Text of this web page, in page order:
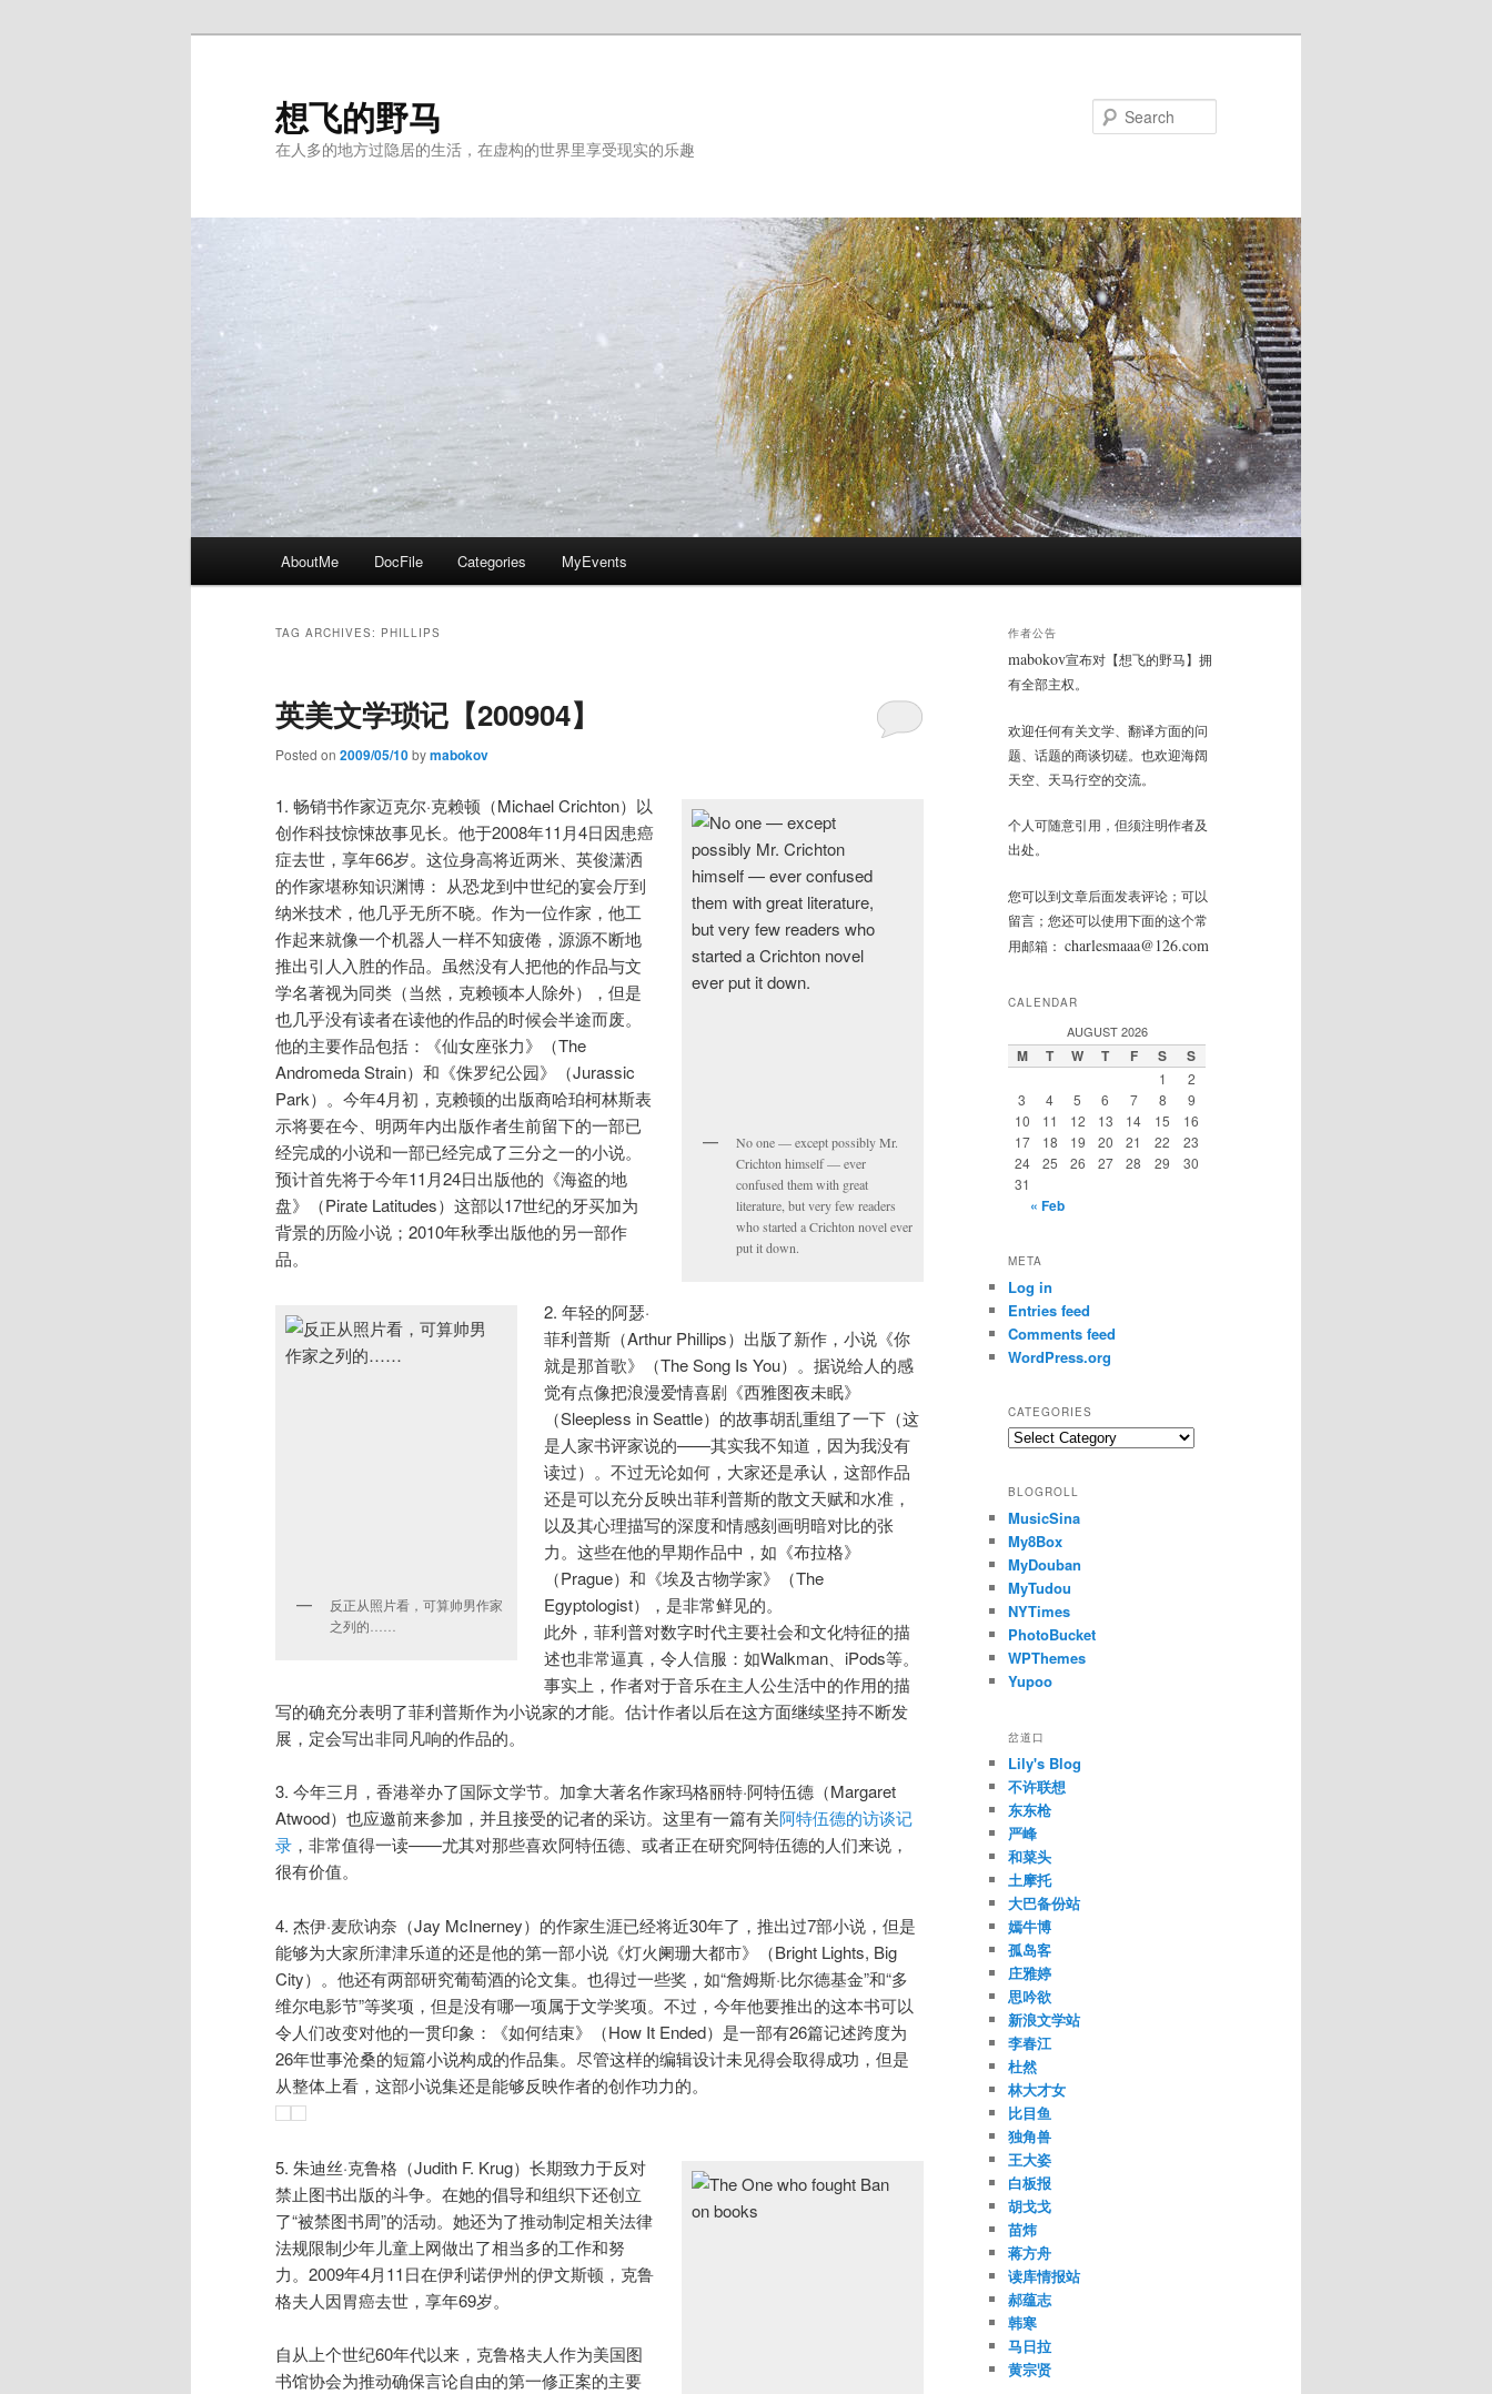
想飞的野马
在人多的地方过隐居的生活，在虚构的世界里享受现实的乐趣
AboutMe DocFile Categories MyEvents
TAG ARCHIVES: PHILLIPS
英美文学琐记【200904】
Posted on 2009/05/10bymabokov
No one — except possibly Mr.
Crichton himself — ever
confused them with great
literature, but very few readers
who started a Crichton novel ever
put it down.
1. 畅销书作家迈克尔·克赖顿（Michael Crichton）以
创作科技惊悚故事见长。他于2008年11月4日因患癌
症去世，享年66岁。这位身高将近两米、英俊潇洒
的作家堪称知识渊博： 从恐龙到中世纪的宴会厅到
纳米技术，他几乎无所不晓。作为一位作家，他工
作起来就像一个机器人一样不知疲倦，源源不断地
推出引人入胜的作品。虽然没有人把他的作品与文
学名著视为同类（当然，克赖顿本人除外），但是
也几乎没有读者在读他的作品的时候会半途而废。
他的主要作品包括：《仙女座张力》（The
Andromeda Strain）和《侏罗纪公园》（Jurassic
Park）。今年4月初，克赖顿的出版商哈珀柯林斯表
示将要在今、明两年内出版作者生前留下的一部已
经完成的小说和一部已经完成了三分之一的小说。
预计首先将于今年11月24日出版他的《海盗的地
盘》（Pirate Latitudes）这部以17世纪的牙买加为
背景的历险小说；2010年秋季出版他的另一部作
品。
反正从照片看，可算帅男作家
之列的……
2. 年轻的阿瑟·
菲利普斯（Arthur Phillips）出版了新作，小说《你
就是那首歌》（The Song Is You）。据说给人的感
觉有点像把浪漫爱情喜剧《西雅图夜未眠》
（Sleepless in Seattle）的故事胡乱重组了一下（这
是人家书评家说的——其实我不知道，因为我没有
读过）。不过无论如何，大家还是承认，这部作品
还是可以充分反映出菲利普斯的散文天赋和水准，
以及其心理描写的深度和情感刻画明暗对比的张
力。这些在他的早期作品中，如《布拉格》
（Prague）和《埃及古物学家》（The
Egyptologist），是非常鲜见的。
此外，菲利普对数字时代主要社会和文化特征的描
述也非常逼真，令人信服：如Walkman、iPods等。
事实上，作者对于音乐在主人公生活中的作用的描
写的确充分表明了菲利普斯作为小说家的才能。估计作者以后在这方面继续坚持不断发
展，定会写出非同凡响的作品的。
3. 今年三月，香港举办了国际文学节。加拿大著名作家玛格丽特·阿特伍德（Margaret
Atwood）也应邀前来参加，并且接受的记者的采访。这里有一篇有关阿特伍德的访谈记
录 ，非常值得一读——尤其对那些喜欢阿特伍德、或者正在研究阿特伍德的人们来说，
很有价值。
4. 杰伊·麦欣讷奈（Jay McInerney）的作家生涯已经将近30年了，推出过7部小说，但是
能够为大家所津津乐道的还是他的第一部小说《灯火阑珊大都市》（Bright Lights, Big
City）。他还有两部研究葡萄酒的论文集。也得过一些奖，如“詹姆斯·比尔德基金”和“多
维尔电影节”等奖项，但是没有哪一项属于文学奖项。不过，今年他要推出的这本书可以
令人们改变对他的一贯印象：《如何结束》（How It Ended）是一部有26篇记述跨度为
26年世事沧桑的短篇小说构成的作品集。尽管这样的编辑设计未见得会取得成功，但是
从整体上看，这部小说集还是能够反映作者的创作功力的。
5. 朱迪丝·克鲁格（Judith F. Krug）长期致力于反对
禁止图书出版的斗争。在她的倡导和组织下还创立
了“被禁图书周”的活动。她还为了推动制定相关法律
法规限制少年儿童上网做出了相当多的工作和努
力。2009年4月11日在伊利诺伊州的伊文斯顿，克鲁
格夫人因胃癌去世，享年69岁。
自从上个世纪60年代以来，克鲁格夫人作为美国图
书馆协会为推动确保言论自由的第一修正案的主要
作者公告
mabokov宣布对【想飞的野马】拥
有全部主权。
欢迎任何有关文学、翻译方面的问
题、话题的商谈切磋。也欢迎海阔
天空、天马行空的交流。
个人可随意引用，但须注明作者及
出处。
您可以到文章后面发表评论；可以
留言；您还可以使用下面的这个常
用邮箱： charlesmaaa@126.com
CALENDAR
AUGUST 2026
M T W T F S S
1
2
3
4 5 6 7 8
9
10
11 12 13 14 15
16
17
18 19 20 21 22
23
24
25 26 27 28 29
30
31
« Feb
META
Log in
Entries feed
Comments feed
WordPress.org
CATEGORIES
Categories
BLOGROLL
MusicSina
My8Box
MyDouban
MyTudou
NYTimes
PhotoBucket
WPThemes
Yupoo
岔道口
Lily's Blog
不许联想
东东枪
严峰
和菜头
土摩托
大巴备份站
嫣牛博
孤岛客
庄雅婷
思吟欲
新浪文学站
李春江
杜然
林大才女
比目鱼
独角兽
王大姿
白板报
胡戈戈
苗炜
蒋方舟
读库情报站
郝蕴志
韩寒
马日拉
黄宗贤